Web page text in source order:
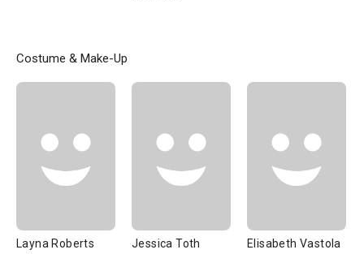
Costume & Make-Up
Layna Roberts Jessica Toth Elisabeth Vastola